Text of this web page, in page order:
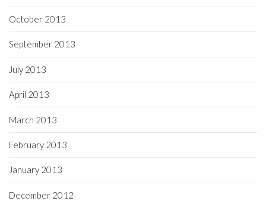
October 2013
September 2013
July 2013
April 2013
March 2013
February 2013
January 2013
December 2012